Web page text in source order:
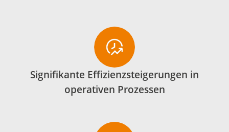
Signifikante Effizienzsteigerungen in
operativen Prozessen